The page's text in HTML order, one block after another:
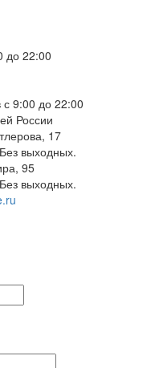
до 22:00
с 9:00 до 22:00
России
17
выходных.
95
выходных.